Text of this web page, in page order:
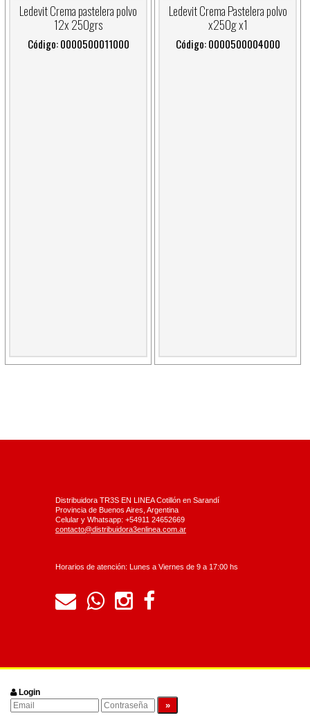
Ledevit Crema pastelera polvo
12x 250grs
Código: 0000500011000
Ledevit Crema Pastelera polvo
x250g x1
Código: 0000500004000
Distribuidora TR3S EN LINEA Cotillón en Sarandí
Provincia de Buenos Aires, Argentina
Celular y Whatsapp: +54911 24652669
contacto@distribuidora3enlinea.com.ar
Horarios de atención: Lunes a Viernes de 9 a 17:00 hs
Login